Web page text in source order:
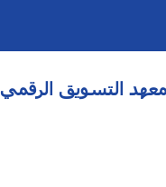
التسويق الرقمي